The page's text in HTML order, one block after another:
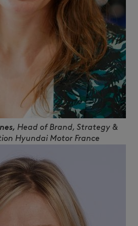
Head of Brand, Strategy &
Hyundai Motor France